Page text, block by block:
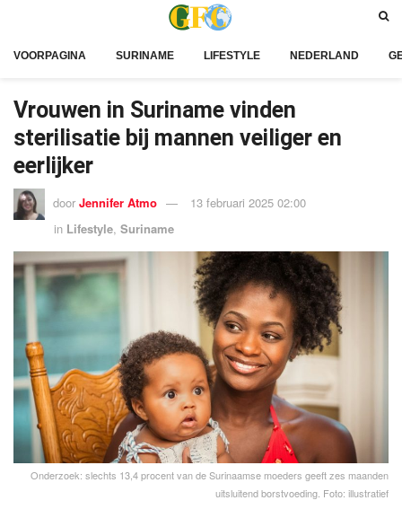
VOORPAGINA SURINAME LIFESTYLE NEDERLAND
Vrouwen in Suriname vinden
sterilisatie bij mannen veiliger en
eerlijker
door Jennifer Atmo
13 februari 2025 02:00
in Lifestyle, Suriname
Onderzoek: slechts 13,4 procent van de Surinaamse moeders geeft zes maanden
uitsluitend borstvoeding. Foto: illustratief